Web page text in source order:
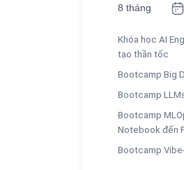
8 tháng
Khóa học AI
tạo thần tốc
Bootcamp Big
Bootcamp
Bootcamp
Notebook đến
Bootcamp